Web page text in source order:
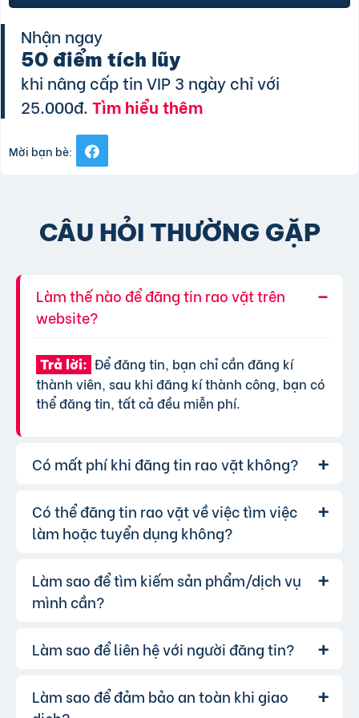
Nhận ngay
50 điểm tích lũy
khi nâng cấp tin VIP 3 ngày chỉ với
25.000đ.Tìm hiểu thêm
Mời bạn bè:
CÂU HỎI THƯỜNG GẶP
Làm thế nào để đăng tin rao vặt trên
website?
Trả lời: Để đăng tin, bạn chỉ cần đăng kí
thành viên, sau khi đăng kí thành công, bạn có
thể đăng tin, tất cả đều miễn phí.
Có mất phí khi đăng tin rao vặt không?
Trả lời: Chúng tôi cung cấp gói đăng tin miễn
phí cơ bản cho tất cả người dùng. Tuy nhiên, để
thị, bạn có thể lựa chọn các gói dịch vụ nâng
cấp với chi phí hợp lý, xem thêmphí dịch vụ tin
VIP.
Có thể đăng tin rao vặt về việc tìm việc
làm hoặc tuyển dụng không?
Trả lời: Hoàn toàn có thể. Website của chúng
tôi hỗ trợ đăng tin tuyển dụng và tìm việc làm.
đủ thông tin.
Làm sao để tìm kiếm sản phẩm/dịch vụ
mình cần?
Trả lời: Bạn có thể sử dụng công cụ tìm kiếm
phẩm/dịch vụ bạn muốn tìm. Để lọc kết quả
chính xác hơn, bạn có thể chọn thêm danh mục
Làm sao để liên hệ với người đăng tin?
Trả lời: Khi bạn tìm thấy tin rao vặt phù hợp,
Làm sao để đảm bảo an toàn khi giao